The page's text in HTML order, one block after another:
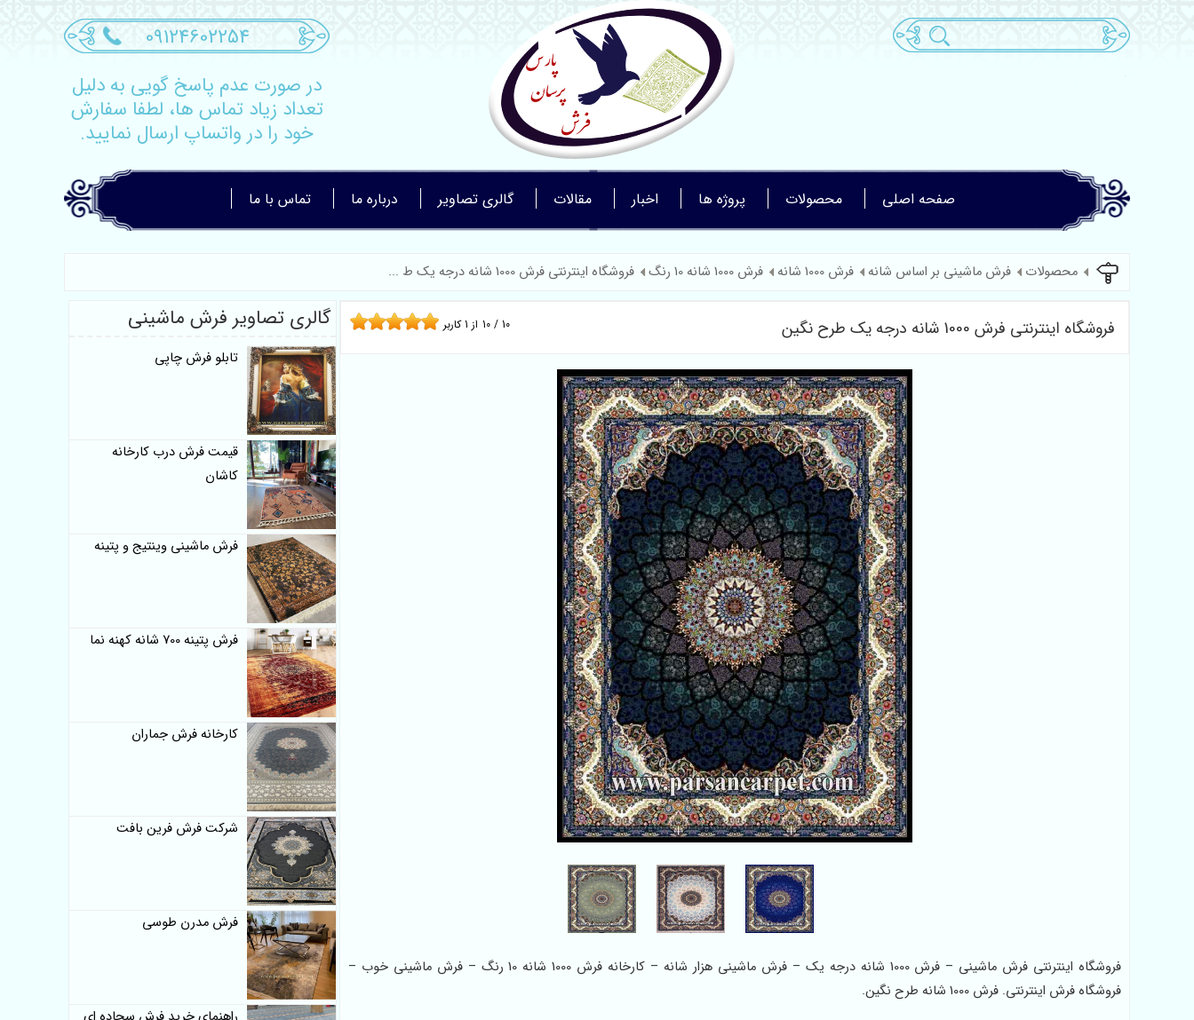
09124602254
در صورت عدم پاسخ گویی به دلیل
تعداد زیاد تماس ها، لطفا سفارش
خود را در واتساپ ارسال نمایید.
صفحه اصلی محصولات پروژه ها اخبار مقالات گالری تصاویر درباره ما تماس با ما
محصولات فرش ماشینی بر اساس شانه فرش 1000 شانه فرش 1000 شانه 10 رنگ فروشگاه اینترنتی فرش 1000 شانه درجه یک ط ...
فروشگاه اینترنتی فرش 1000 شانه درجه یک طرح نگین 10 / 10 از 1کاربر
فروشگاه اینترنتی فرش ماشینی – فرش 1000 شانه درجه یک – فرش ماشینی هزار شانه – کارخانه فرش 1000 شانه 10 رنگ – فرش ماشینی خوب –
فروشگاه فرش اینترنتی. فرش 1000 شانه طرح نگین.
گالری تصاویر فرش ماشینی
تابلو فرش چاپی
قیمت فرش درب کارخانه
کاشان
فرش ماشینی وینتیج و پتینه
فرش پتینه 700 شانه کهنه نما
کارخانه فرش جماران
شرکت فرش فرین بافت
فرش مدرن طوسی